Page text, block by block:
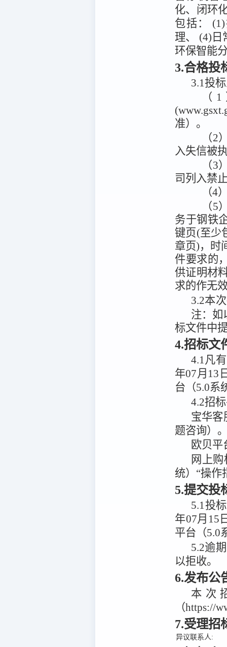
化、闭环
包括：
理、 (4)日
环保智能
3.合格投
3.1投
（
准）。
（2
入失信被
（3
司列入禁
（4
（5
务于钢铁
键页(至少
章页)，时
件要求的
供证明材
求的作无
3.2本
注： 如
标文件中
4.招标文
4.1凡
年07月13
台（5.0系
4.2招
宝华客
题咨询）
欧贝平
网上
统）“操作
5.提交投
5.1投
年07月15
平台（5.0
5.2逾
以拒收。
6.发布公
本次
（https://
7.受理招
异议联系人: